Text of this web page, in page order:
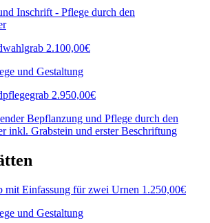
Inschrift - Pflege durch den
2.100,00€
und Gestaltung
2.950,00€
Bepflanzung und Pflege durch den
inkl. Grabstein und erster Beschriftung
mit Einfassung für zwei Urnen 1.250,00€
und Gestaltung